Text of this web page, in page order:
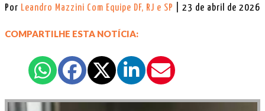
Por Leandro Mazzini Com Equipe DF, RJ e SP | 23 de abril de 2026
COMPARTILHE ESTA NOTÍCIA: